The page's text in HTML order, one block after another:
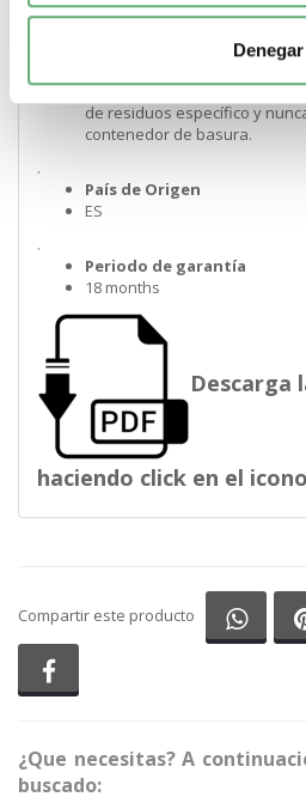
Denegar
.
desecharse de acuerdo con
de residuos específico y
contenedor de basura.
.
País de Origen
ES
.
Periodo de garantía
18 months
Descarga
haciendo click en el
Compartir este producto
¿Que necesitas? A
buscado: